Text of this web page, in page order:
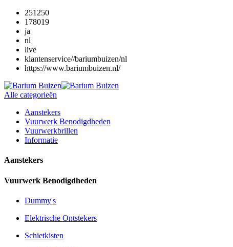
251250
178019
ja
nl
live
klantenservice//bariumbuizen/nl
https://www.bariumbuizen.nl/
Alle categorieën
Aanstekers
Vuurwerk Benodigdheden
Vuurwerkbrillen
Informatie
Aanstekers
Vuurwerk Benodigdheden
Dummy's
Elektrische Ontstekers
Schietkisten